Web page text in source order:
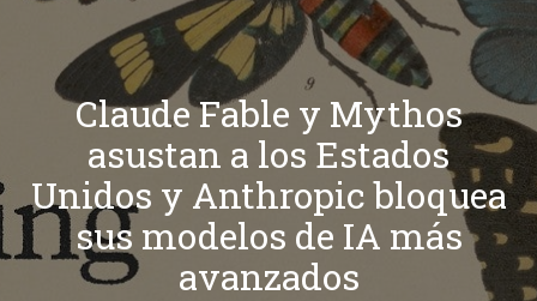
Claude Fable y Mythos
asustan a los Estados
Unidos y Anthropic bloquea
sus modelos de IA más
avanzados